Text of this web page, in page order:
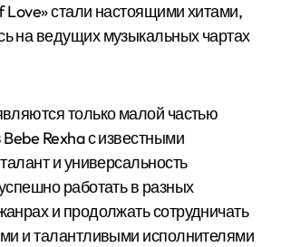
Love» стали настоящими хитами,
на ведущих музыкальных чартах
только малой частью
Bebe Rexha с известными
и универсальность
работать в разных
и продолжать сотрудничать
и талантливыми исполнителями